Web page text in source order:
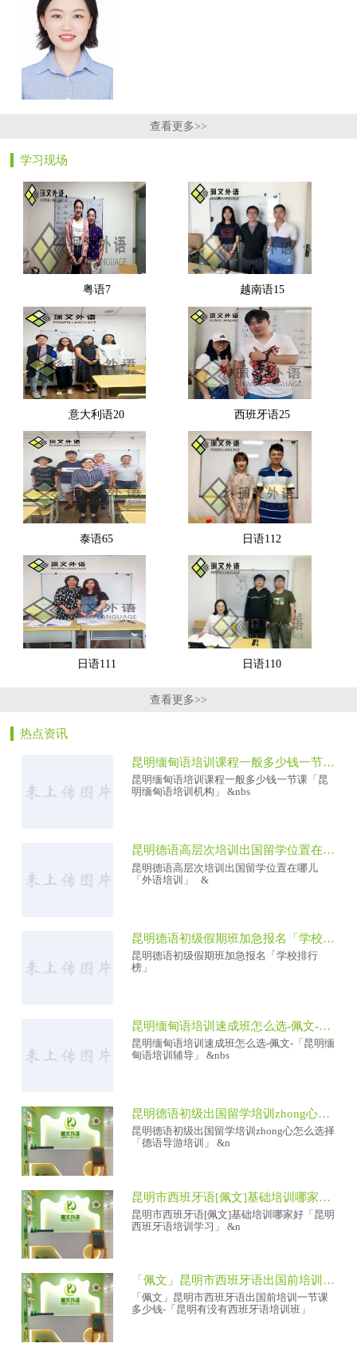
查看更多>>
学习现场
粤语7 越南语15
意大利语20 西班牙语25
泰语65 日语112
日语111 日语110
查看更多>>
热点资讯
昆明缅甸语培训课程一般多少钱一节课「昆明缅甸语培训机构」
昆明缅甸语培训课程一般多少钱一节课「昆
明缅甸语培训机构」 &nbs
昆明德语高层次培训出国留学位置在哪儿「外语培训」
昆明德语高层次培训出国留学位置在哪儿
「外语培训」 &
昆明德语初级假期班加急报名「学校排行榜」
昆明德语初级假期班加急报名「学校排行
榜」
昆明缅甸语培训速成班怎么选-佩文-「昆明缅甸语培训辅导」
昆明缅甸语培训速成班怎么选-佩文-「昆明缅
甸语培训辅导」 &nbs
昆明德语初级出国留学培训zhong心怎么选择「德语导游培训」
昆明德语初级出国留学培训zhong心怎么选择
「德语导游培训」 &n
昆明市西班牙语[佩文]基础培训哪家好「昆明西班牙语培训学习」
昆明市西班牙语[佩文]基础培训哪家好「昆明
西班牙语培训学习」 &n
「佩文」昆明市西班牙语出国前培训一节课多少钱-「昆明有没有西班牙语培训班」
「佩文」昆明市西班牙语出国前培训一节课
多少钱-「昆明有没有西班牙语培训班」